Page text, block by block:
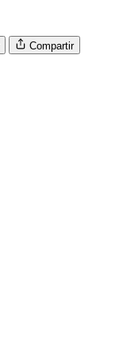
Compartir